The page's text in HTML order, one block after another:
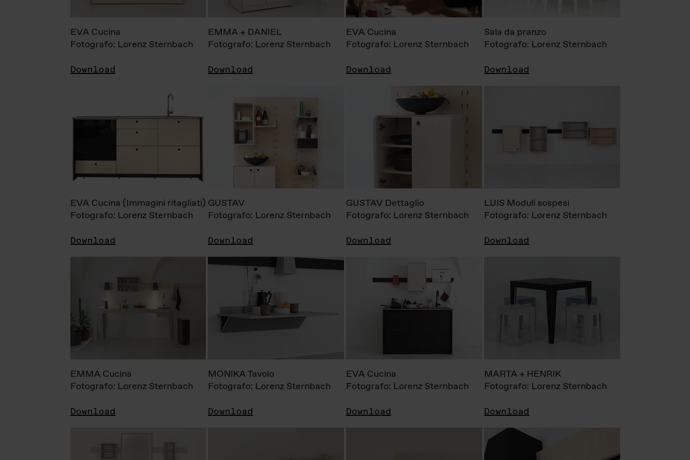
EVA Cucina
Fotografo: Lorenz Sternbach
Download
EMMA + DANIEL
Fotografo: Lorenz Sternbach
Download
EVA Cucina
Fotografo: Lorenz Sternbach
Download
Sala da pranzo
Fotografo: Lorenz Sternbach
Download
EVA Cucina (Immagini ritagliati)
Fotografo: Lorenz Sternbach
Download
GUSTAV
Fotografo: Lorenz Sternbach
Download
GUSTAV Dettaglio
Fotografo: Lorenz Sternbach
Download
LUIS Moduli sospesi
Fotografo: Lorenz Sternbach
Download
EMMA Cucina
Fotografo: Lorenz Sternbach
Download
MONIKA Tavolo
Fotografo: Lorenz Sternbach
Download
EVA Cucina
Fotografo: Lorenz Sternbach
Download
MARTA + HENRIK
Fotografo: Lorenz Sternbach
Download